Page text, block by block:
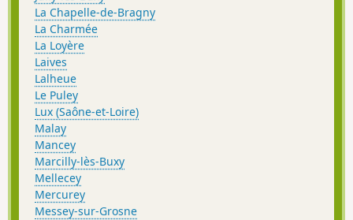
La Chapelle-de-Bragny
La Charmée
La Loyère
Laives
Lalheue
Le Puley
Lux (Saône-et-Loire)
Malay
Mancey
Marcilly-lès-Buxy
Mellecey
Mercurey
Messey-sur-Grosne